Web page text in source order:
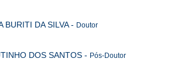
BURITI DA SILVA- Doutor
DOS SANTOS - Pós-Doutor